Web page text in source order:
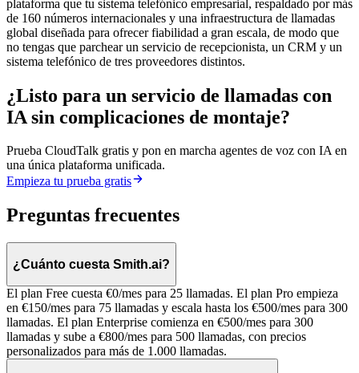
plataforma que tu sistema telefónico empresarial, respaldado por más
de 160 números internacionales y una infraestructura de llamadas
global diseñada para ofrecer fiabilidad a gran escala, de modo que
no tengas que parchear un servicio de recepcionista, un CRM y un
sistema telefónico de tres proveedores distintos.
¿Listo para un servicio de llamadas con
IA sin complicaciones de montaje?
Prueba CloudTalk gratis y pon en marcha agentes de voz con IA en
una única plataforma unificada.
Empieza tu prueba gratis
Preguntas frecuentes
¿Cuánto cuesta Smith.ai?
El plan Free cuesta €0/mes para 25 llamadas. El plan Pro empieza
en €150/mes para 75 llamadas y escala hasta los €500/mes para 300
llamadas. El plan Enterprise comienza en €500/mes para 300
llamadas y sube a €800/mes para 500 llamadas, con precios
personalizados para más de 1.000 llamadas.